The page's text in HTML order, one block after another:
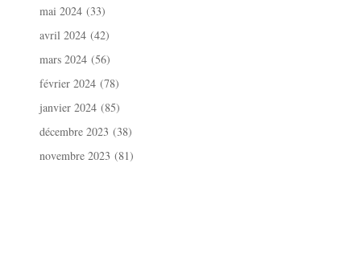
mai 2024 (33)
avril 2024 (42)
mars 2024 (56)
février 2024 (78)
janvier 2024 (85)
décembre 2023 (38)
novembre 2023 (81)